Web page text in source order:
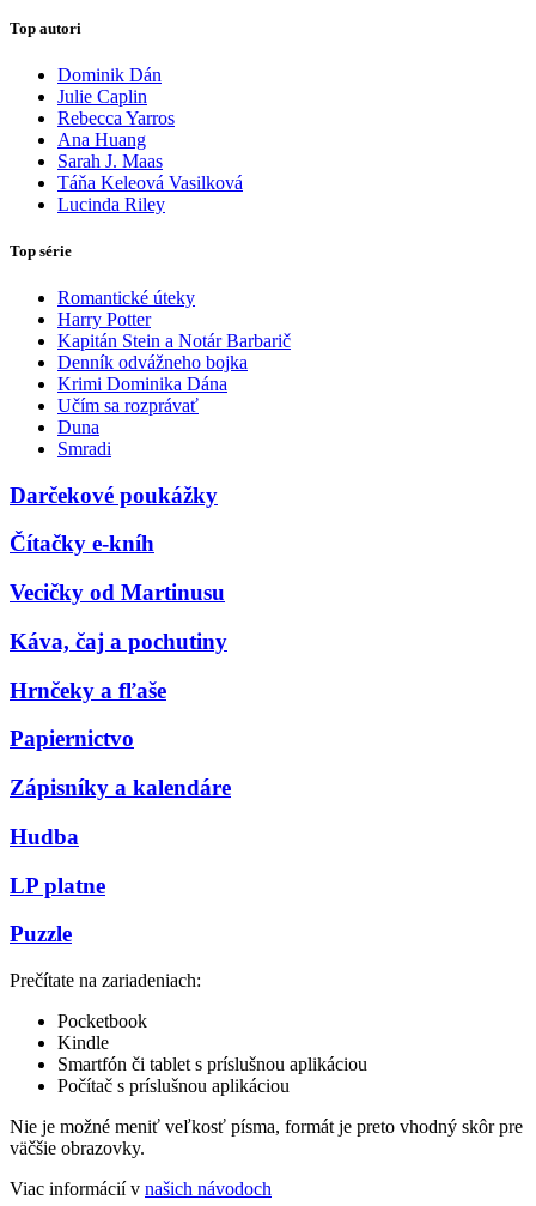
Top autori
Dominik Dán
Julie Caplin
Rebecca Yarros
Ana Huang
Sarah J. Maas
Táňa Keleová Vasilková
Lucinda Riley
Top série
Romantické úteky
Harry Potter
Kapitán Stein a Notár Barbarič
Denník odvážneho bojka
Krimi Dominika Dána
Učím sa rozprávať
Duna
Smradi
Darčekové poukážky
Čítačky e-kníh
Vecičky od Martinusu
Káva, čaj a pochutiny
Hrnčeky a fľaše
Papiernictvo
Zápisníky a kalendáre
Hudba
LP platne
Puzzle
Prečítate na zariadeniach:
Pocketbook
Kindle
Smartfón či tablet s príslušnou aplikáciou
Počítač s príslušnou aplikáciou
Nie je možné meniť veľkosť písma, formát je preto vhodný skôr pre
väčšie obrazovky.
Viac informácií v našich návodoch